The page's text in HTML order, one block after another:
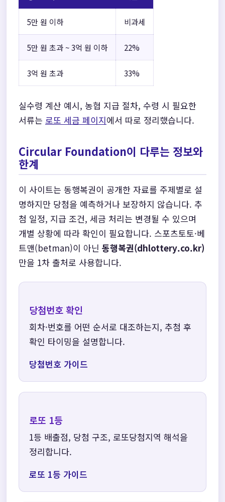
5만 원 이하 비과세
5만 원 초과 ~ 3억 원 이하 22%
3억 원 초과 33%
실수령 계산 예시, 농협 지급 절차, 수령 시 필요한
서류는 로또 세금 페이지에서 따로 정리했습니다.
Circular Foundation이 다루는 정보와
한계
이 사이트는 동행복권이 공개한 자료를 주제별로 설
명하지만 당첨을 예측하거나 보장하지 않습니다. 추
첨 일정, 지급 조건, 세금 처리는 변경될 수 있으며
개별 상황에 따라 확인이 필요합니다. 스포츠토토·베
트맨(betman)이 아닌 동행복권(dhlottery.co.kr)
만을 1차 출처로 사용합니다.
당첨번호 확인
회차·번호를 어떤 순서로 대조하는지, 추첨 후
확인 타이밍을 설명합니다.
당첨번호 가이드
로또 1등
1등 배출점, 당첨 구조, 로또당첨지역 해석을
정리합니다.
로또 1등 가이드